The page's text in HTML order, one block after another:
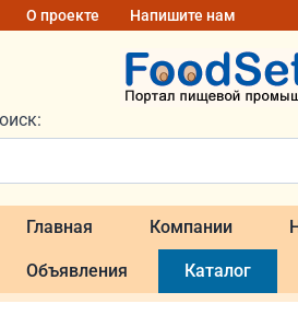
О проекте Напишите нам
Главная Компании
Объявления Каталог